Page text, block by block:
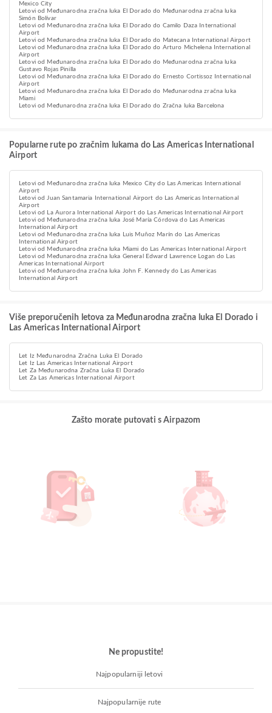
Mexico City
Letovi od Međunarodna zračna luka El Dorado do Međunarodna zračna luka
Simón Bolívar
Letovi od Međunarodna zračna luka El Dorado do Camilo Daza International
Airport
Letovi od Međunarodna zračna luka El Dorado do Matecana International Airport
Letovi od Međunarodna zračna luka El Dorado do Arturo Michelena International
Airport
Letovi od Međunarodna zračna luka El Dorado do Međunarodna zračna luka
Gustavo Rojas Pinilla
Letovi od Međunarodna zračna luka El Dorado do Ernesto Cortissoz International
Airport
Letovi od Međunarodna zračna luka El Dorado do Međunarodna zračna luka
Miami
Letovi od Međunarodna zračna luka El Dorado do Zračna luka Barcelona
Popularne rute po zračnim lukama do Las Americas International
Airport
Letovi od Međunarodna zračna luka Mexico City do Las Americas International
Airport
Letovi od Juan Santamaria International Airport do Las Americas International
Airport
Letovi od La Aurora International Airport do Las Americas International Airport
Letovi od Međunarodna zračna luka José María Córdova do Las Americas
International Airport
Letovi od Međunarodna zračna luka Luis Muñoz Marín do Las Americas
International Airport
Letovi od Međunarodna zračna luka Miami do Las Americas International Airport
Letovi od Međunarodna zračna luka General Edward Lawrence Logan do Las
Americas International Airport
Letovi od Međunarodna zračna luka John F. Kennedy do Las Americas
International Airport
Više preporučenih letova za Međunarodna zračna luka El Dorado i
Las Americas International Airport
Let Iz Međunarodna Zračna Luka El Dorado
Let Iz Las Americas International Airport
Let Za Međunarodna Zračna Luka El Dorado
Let Za Las Americas International Airport
Zašto morate putovati s Airpazom
Ne propustite!
Najpopularniji letovi
Najpopularnije rute